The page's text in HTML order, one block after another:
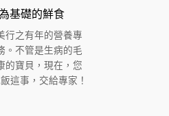
基礎的鮮食
⾏之有年的營養專
。不管是生病的毛
的寶貝，現在，您
這事，交給專家！